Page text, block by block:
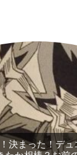
決まった！デ